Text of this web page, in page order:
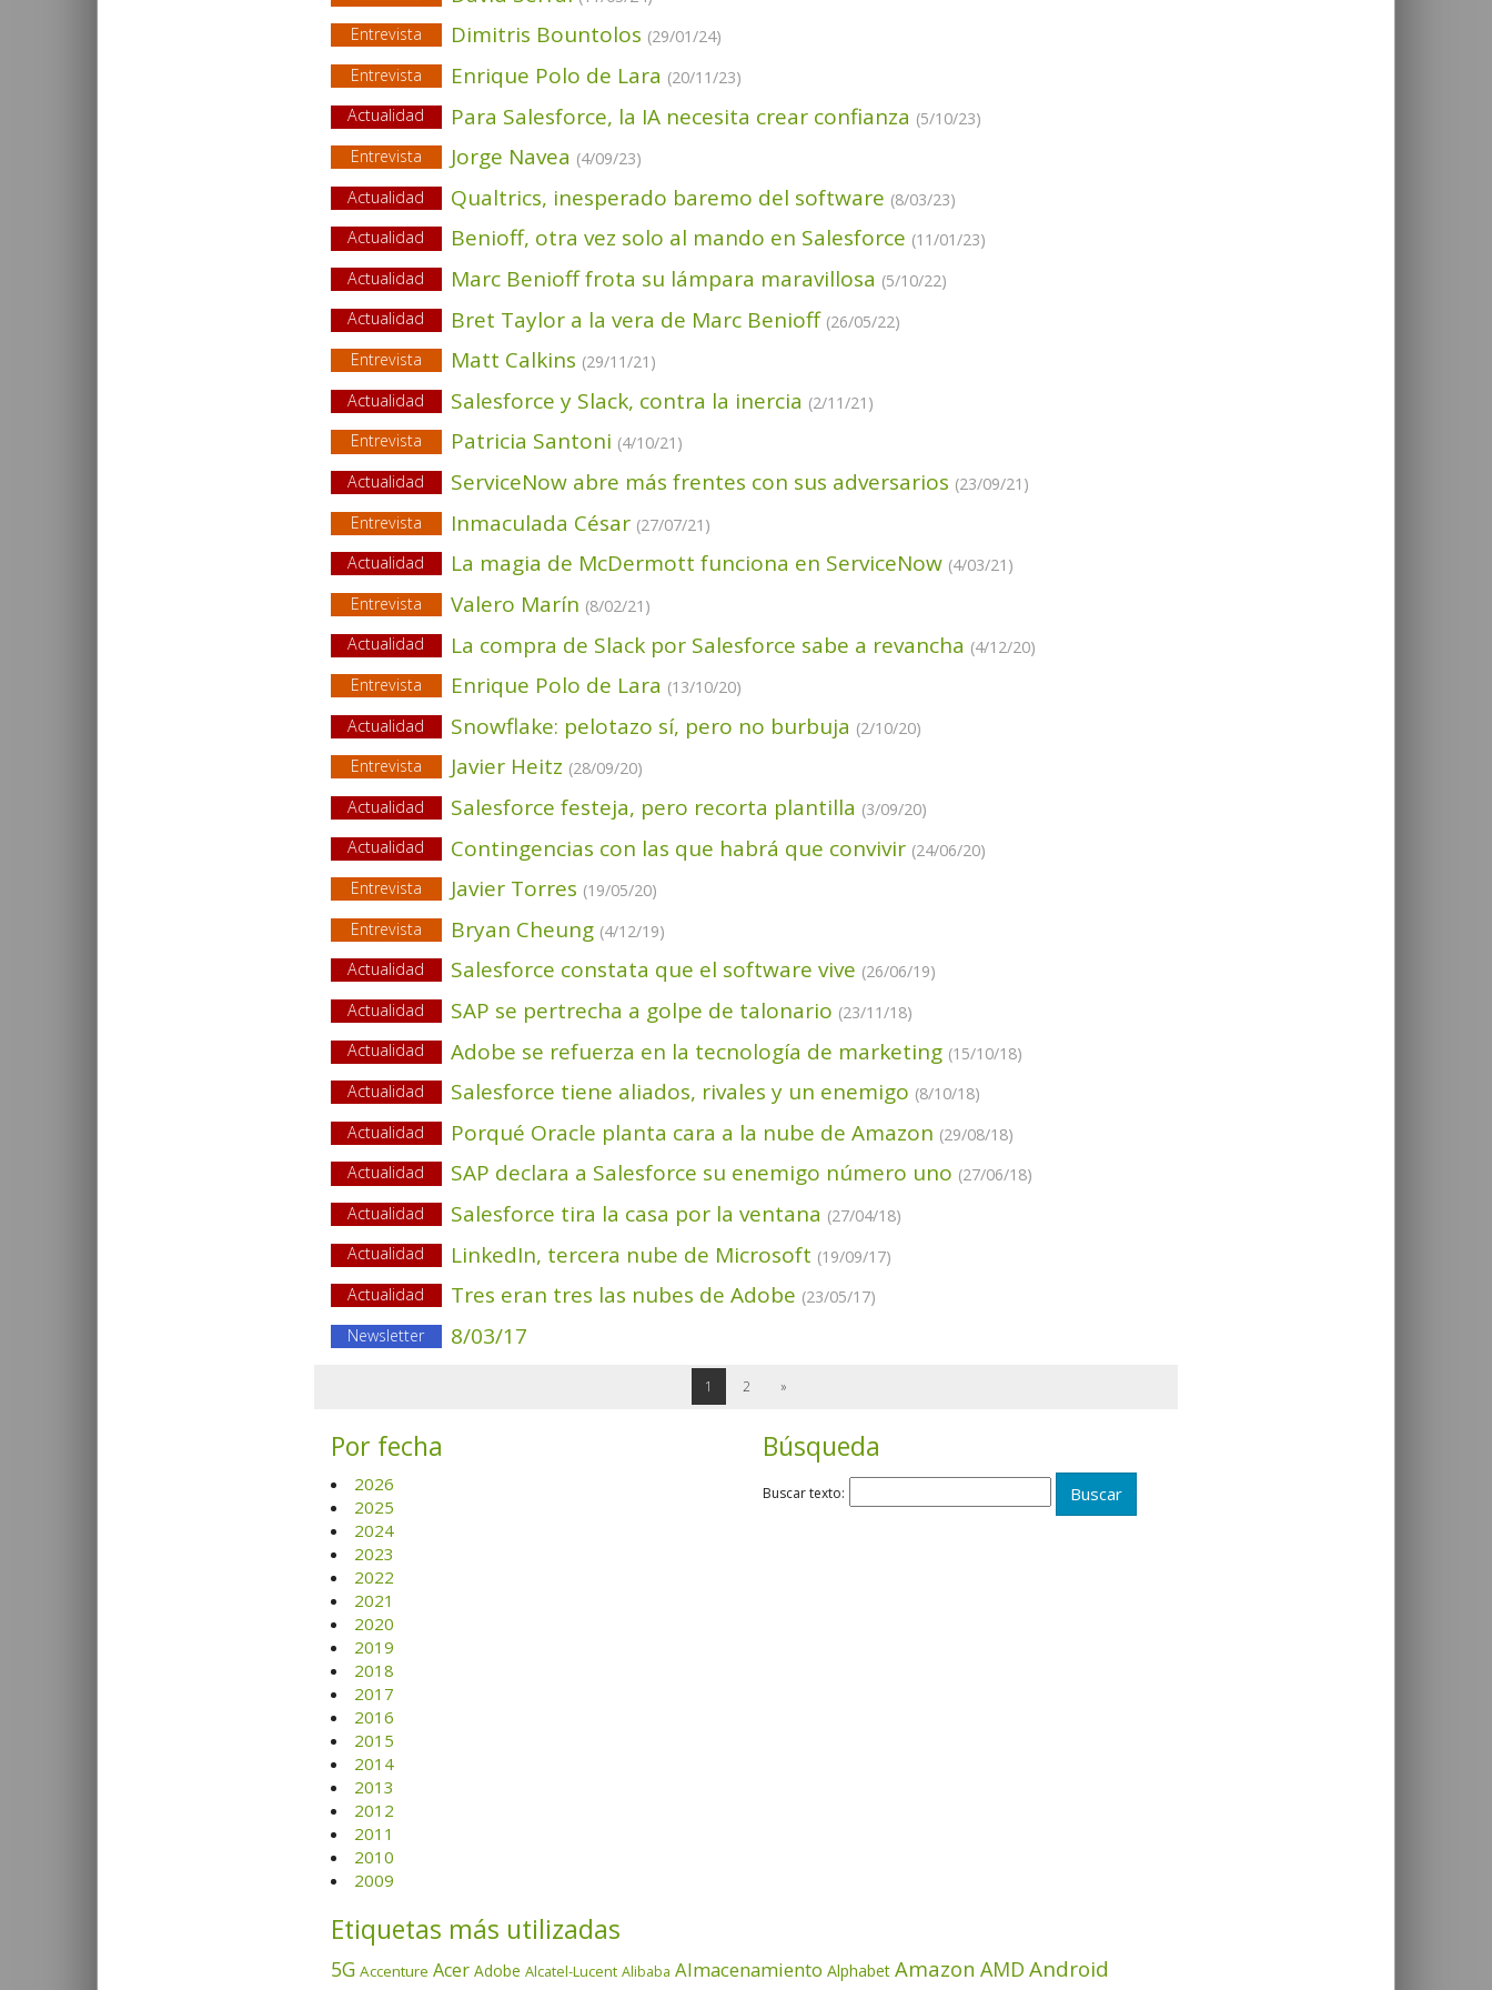
Entrevista
Dimitris Bountolos (29/01/24)
Entrevista
Enrique Polo de Lara (20/11/23)
Actualidad
Para Salesforce, la IA necesita crear confianza (5/10/23)
Entrevista
Jorge Navea (4/09/23)
Actualidad
Qualtrics, inesperado baremo del software (8/03/23)
Actualidad
Benioff, otra vez solo al mando en Salesforce (11/01/23)
Actualidad
Marc Benioff frota su lámpara maravillosa (5/10/22)
Actualidad
Bret Taylor a la vera de Marc Benioff (26/05/22)
Entrevista
Matt Calkins (29/11/21)
Actualidad
Salesforce y Slack, contra la inercia (2/11/21)
Entrevista
Patricia Santoni (4/10/21)
Actualidad
ServiceNow abre más frentes con sus adversarios (23/09/21)
Entrevista
Inmaculada César (27/07/21)
Actualidad
La magia de McDermott funciona en ServiceNow (4/03/21)
Entrevista
Valero Marín (8/02/21)
Actualidad
La compra de Slack por Salesforce sabe a revancha (4/12/20)
Entrevista
Enrique Polo de Lara (13/10/20)
Actualidad
Snowflake: pelotazo sí, pero no burbuja (2/10/20)
Entrevista
Javier Heitz (28/09/20)
Actualidad
Salesforce festeja, pero recorta plantilla (3/09/20)
Actualidad
Contingencias con las que habrá que convivir (24/06/20)
Entrevista
Javier Torres (19/05/20)
Entrevista
Bryan Cheung (4/12/19)
Actualidad
Salesforce constata que el software vive (26/06/19)
Actualidad
SAP se pertrecha a golpe de talonario (23/11/18)
Actualidad
Adobe se refuerza en la tecnología de marketing (15/10/18)
Actualidad
Salesforce tiene aliados, rivales y un enemigo (8/10/18)
Actualidad
Porqué Oracle planta cara a la nube de Amazon (29/08/18)
Actualidad
SAP declara a Salesforce su enemigo número uno (27/06/18)
Actualidad
Salesforce tira la casa por la ventana (27/04/18)
Actualidad
LinkedIn, tercera nube de Microsoft (19/09/17)
Actualidad
Tres eran tres las nubes de Adobe (23/05/17)
Newsletter
8/03/17
1 2 »
Por fecha
2026
2025
2024
2023
2022
2021
2020
2019
2018
2017
2016
2015
2014
2013
2012
2011
2010
2009
Búsqueda
Buscar texto:
Etiquetas más utilizadas
5G Accenture Acer Adobe Alcatel-Lucent Alibaba Almacenamiento Alphabet Amazon AMD Android